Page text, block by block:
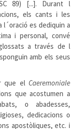
89) [...]. Durant l
els cants i les
es dediquin a
i personal, convé
a través de l
amb els seus
que el Caeremoniale
que acostumen a
o abadesses,
dedicacions o
apostòliques, etc. i